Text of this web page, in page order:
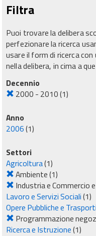
Filtra
Puoi trovare la delibera
perfezionare la ricerca
usare il form di ricerca
nella delibera, in cima a
Decennio
2000 - 2010(1)
Anno
2006(1)
Settori
Agricoltura(1)
Ambiente(1)
Industria e Commercio
Lavoro e Servizi Sociali(1)
Opere Pubbliche e Trasporti
Programmazione
Ricerca e Istruzione(1)